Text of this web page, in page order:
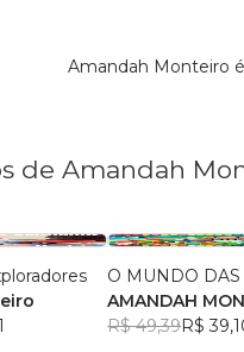
Amandah Monteiro
de Amandah
O MUNDO DAS
AMANDAH
R$ 49,39R$